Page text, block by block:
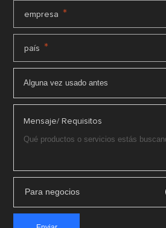
empresa *
país *
Mensaje/ Requisitos
Para negocios